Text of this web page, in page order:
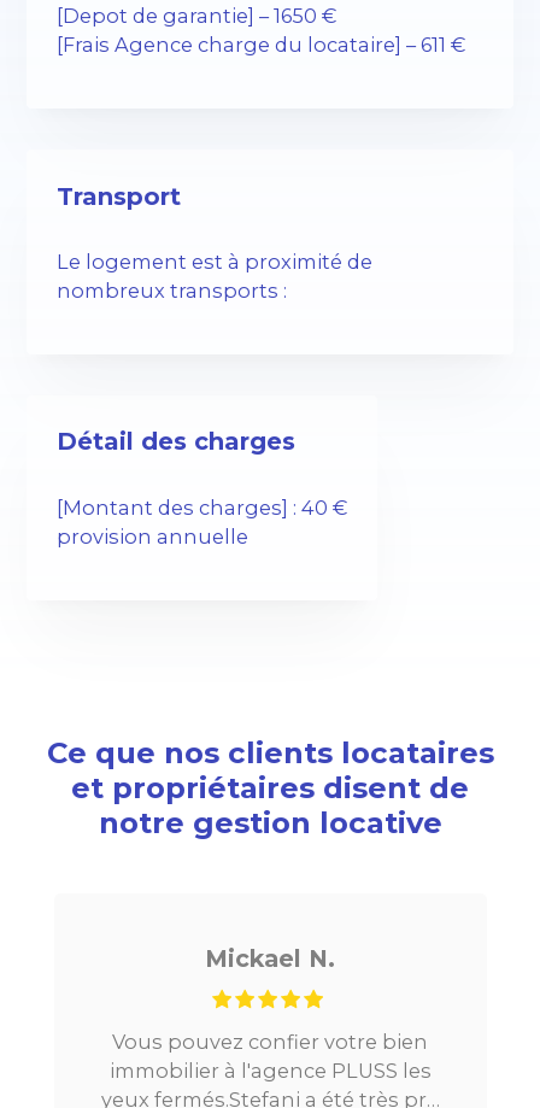
[Depot de garantie] – 1650 €
[Frais Agence charge du locataire] – 611 €
Transport
Le logement est à proximité de
nombreux transports :
Détail des charges
[Montant des charges] : 40 €
provision annuelle
Ce que nos clients locataires
et propriétaires disent de
notre gestion locative
pouvez confier votre bien
à l'agence PLUSS les
fermés.Stefani a été très pro
Je
Paris, tout